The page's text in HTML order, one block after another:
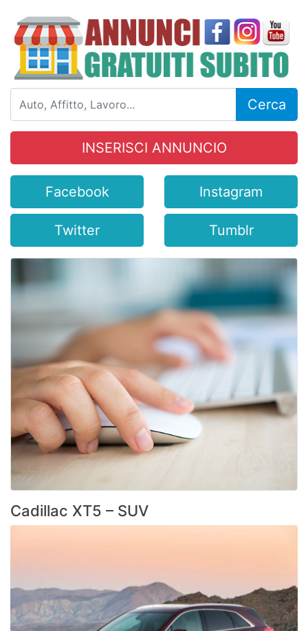
Cadillac XT5 – SUV
Cerca
INSERISCI ANNUNCIO
Facebook
Twitter
Instagram
Tumblr